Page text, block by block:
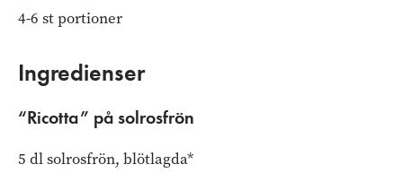
4-6 st portioner
Ingredienser
“Ricotta” på solrosfrön
5 dl solrosfrön, blötlagda*